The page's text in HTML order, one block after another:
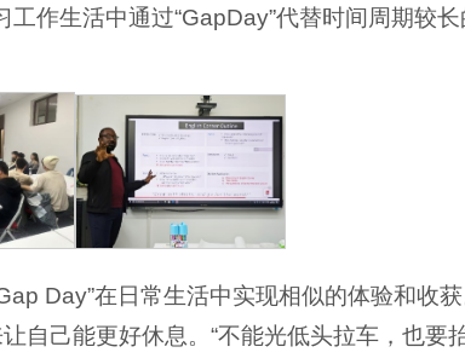
作生活中通过“GapDay”代替时间周期较长
Day”在日常生活中实现相似的体验和收
己能更好休息。“不能光低头拉车，也要